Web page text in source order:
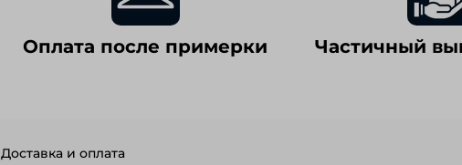
Оплата после примерки Частичный
Доставка и оплата